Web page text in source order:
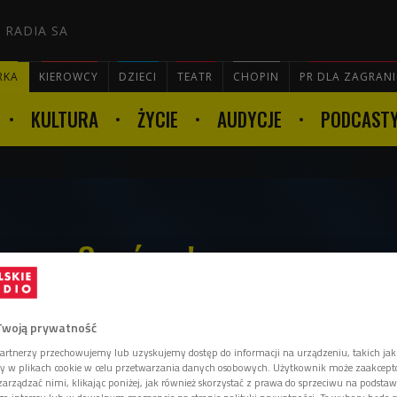
RADIA SA
KIEROWCY DZIECI TEATR CHOPIN PR DLA

KULTURA ŻYCIE AUDYCJE
w Czwórce!
objawił się "hardcore
scena muzyczna przeżyła trzęsienie
którzy odpowiadają za tę rewolucję,
prywatność
przechowujemy lub uzyskujemy dostęp do informacji na urządzeniu, takich
w plikach cookie w celu przetwarzania danych osobowych. Użytkownik może
nimi, klikając poniżej, jak również skorzystać z prawa do sprzeciwu na